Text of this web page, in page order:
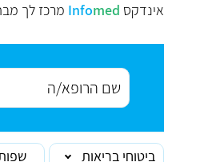
אינדקס Infomed מרכז לך
ביטוחי בריאות